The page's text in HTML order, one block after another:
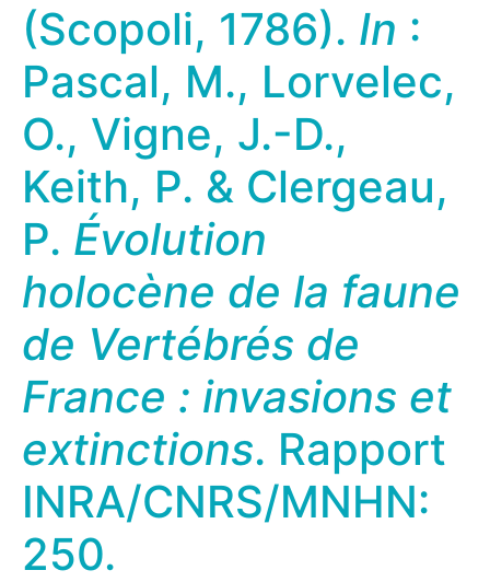
(Scopoli, 1786). In :
Pascal, M., Lorvelec,
O., Vigne, J.-D.,
Keith, P. & Clergeau,
P. Évolution
holocène de la faune
de Vertébrés de
France : invasions et
extinctions. Rapport
INRA/CNRS/MNHN:
250.